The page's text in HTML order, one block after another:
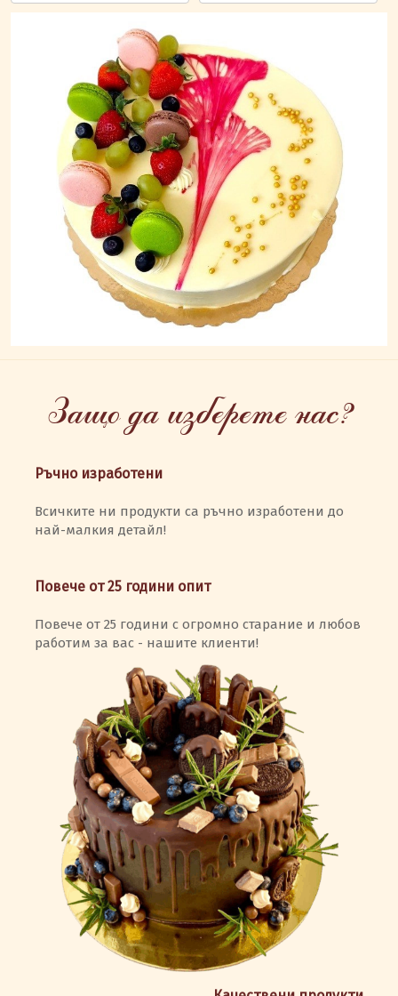
Защо да изберете нас?
Ръчно изработени
Всичките ни продукти са ръчно изработени до
най-малкия детайл!
Повече от 25 години опит
Повече от 25 години с огромно старание и любов
работим за вас - нашите клиенти!